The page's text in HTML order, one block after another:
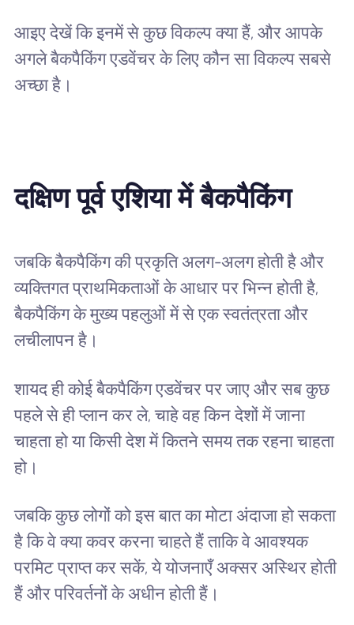
आइए देखें कि इनमें से कुछ विकल्प क्या हैं, और आपके
अगले बैकपैकिंग एडवेंचर के लिए कौन सा विकल्प सबसे
अच्छा है।
दक्षिण पूर्व एशिया में बैकपैकिंग
जबकि बैकपैकिंग की प्रकृति अलग-अलग होती है और
व्यक्तिगत प्राथमिकताओं के आधार पर भिन्न होती है,
बैकपैकिंग के मुख्य पहलुओं में से एक स्वतंत्रता और
लचीलापन है।
शायद ही कोई बैकपैकिंग एडवेंचर पर जाए और सब कुछ
पहले से ही प्लान कर ले, चाहे वह किन देशों में जाना
चाहता हो या किसी देश में कितने समय तक रहना चाहता
हो।
जबकि कुछ लोगों को इस बात का मोटा अंदाजा हो सकता
है कि वे क्या कवर करना चाहते हैं ताकि वे आवश्यक
परमिट प्राप्त कर सकें, ये योजनाएँ अक्सर अस्थिर होती
हैं और परिवर्तनों के अधीन होती हैं।